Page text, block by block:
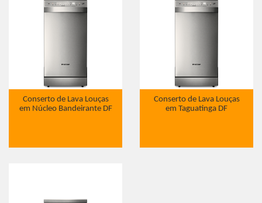
Conserto de Lava Louças
em Núcleo Bandeirante DF
Conserto de Lava Louças
em Taguatinga DF